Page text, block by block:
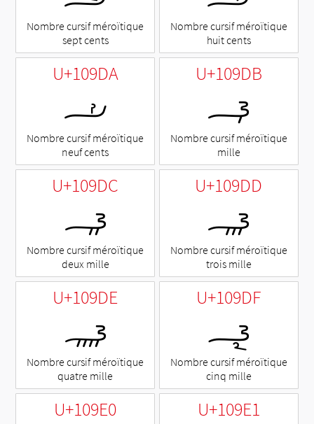
Nombre cursif méroïtique
sept cents
Nombre cursif méroïtique
huit cents
U+109DA
𐧚
Nombre cursif méroïtique
neuf cents
U+109DB
𐧛
Nombre cursif méroïtique
mille
U+109DC
𐧜
Nombre cursif méroïtique
deux mille
U+109DD
𐧝
Nombre cursif méroïtique
trois mille
U+109DE
𐧞
Nombre cursif méroïtique
quatre mille
U+109DF
𐧟
Nombre cursif méroïtique
cinq mille
U+109E0 U+109E1